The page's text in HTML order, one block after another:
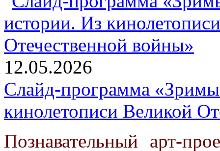
12.05.2026
Слайд-программа
кинолетописи Великой
Познавательный арт-